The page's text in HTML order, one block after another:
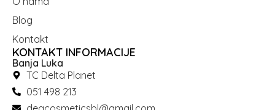
Blog
Kontakt
KONTAKT INFORMACIJE
Banja Luka
TC Delta Planet
051 498 213